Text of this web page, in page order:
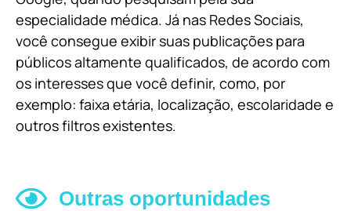
especialidade médica. Já nas Redes Sociais,
você consegue exibir suas publicações para
públicos altamente qualificados, de acordo com
os interesses que você definir, como, por
exemplo: faixa etária, localização, escolaridade e
outros filtros existentes.
Outras oportunidades